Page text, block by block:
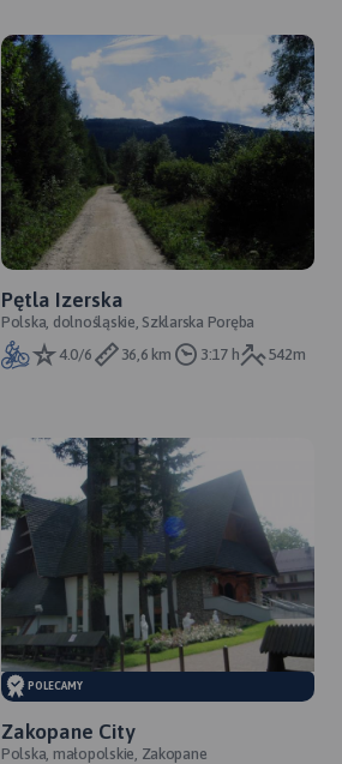
Pętla Izerska
Polska, dolnośląskie, Szklarska Poręba
4.0/6
36,6 km 3:17 h 542m
POLECAMY
Zakopane City
Polska, małopolskie, Zakopane